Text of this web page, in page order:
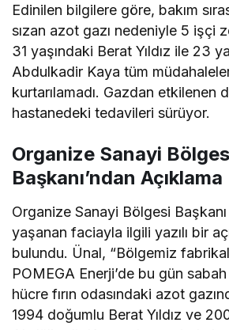
Edinilen bilgilere göre, bakım
sızan azot gazı nedeniyle 5 işçi
31 yaşındaki Berat Yıldız ile 23
Abdulkadir Kaya tüm
kurtarılamadı. Gazdan etkilenen
hastanedeki tedavileri sürüyor.
Organize Sanayi
Başkanı’ndan Açıklama
Organize Sanayi Bölgesi
yaşanan faciayla ilgili yazılı bir
bulundu. Ünal, “Bölgemiz
POMEGA Enerji’de bu gün
hücre fırın odasındaki azot
1994 doğumlu Berat Yıldız ve